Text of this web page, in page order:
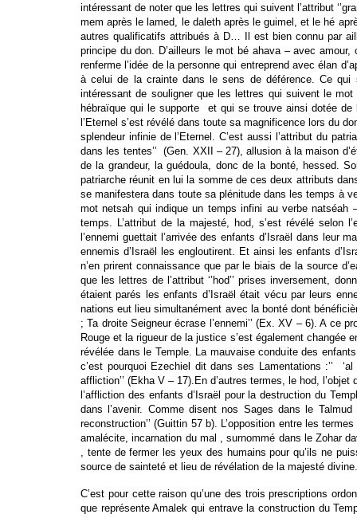
intéressant de noter que les lettres qui suivent l’attribut
mem après le lamed, le daleth après le guimel, et le hé
autres qualificatifs attribués à D… Il est bien connu par
principe du don. D’ailleurs le mot bé ahava – avec amour,
renferme l’idée de la personne qui entreprend avec élan
à celui de la crainte dans le sens de déférence. Ce
intéressant de souligner que les lettres qui suivent le
hébraïque qui le supporte et qui se trouve ainsi dotée de
l’Eternel s’est révélé dans toute sa magnificence lors du
splendeur infinie de l’Eternel. C’est aussi l’attribut du
dans les tentes’’ (Gen. XXII – 27), allusion à la maison
de la grandeur, la guédoula, donc de la bonté, hessed.
patriarche réunit en lui la somme de ces deux attributs
se manifestera dans toute sa plénitude dans les temps à
mot netsah qui indique un temps infini au verbe
temps. L’attribut de la majesté, hod, s’est révélé selon
l’ennemi guettait l’arrivée des enfants d’Israël dans
ennemis d’Israël les engloutirent. Et ainsi les enfants
n’en prirent connaissance que par le biais de la source
que les lettres de l’attribut ‘’hod’’ prises inversement,
étaient parés les enfants d’Israël était vécu par leurs
nations eut lieu simultanément avec la bonté dont
; Ta droite Seigneur écrase l’ennemi’’ (Ex. XV – 6). A ce
Rouge et la rigueur de la justice s’est également changée
révélée dans le Temple. La mauvaise conduite des
c’est pourquoi Ezechiel dit dans ses Lamentations :’’
affliction’’ (Ekha V – 17).En d’autres termes, le hod,
l’affliction des enfants d’Israël pour la destruction du
dans l’avenir. Comme disent nos Sages dans le
reconstruction’’ (Guittin 57 b). L’opposition entre les
amalécite, incarnation du mal , surnommé dans le Zohar
, tente de fermer les yeux des humains pour qu’ils ne
source de sainteté et lieu de révélation de la majesté
C’est pour cette raison qu’une des trois prescriptions
que représente Amalek qui entrave la construction du